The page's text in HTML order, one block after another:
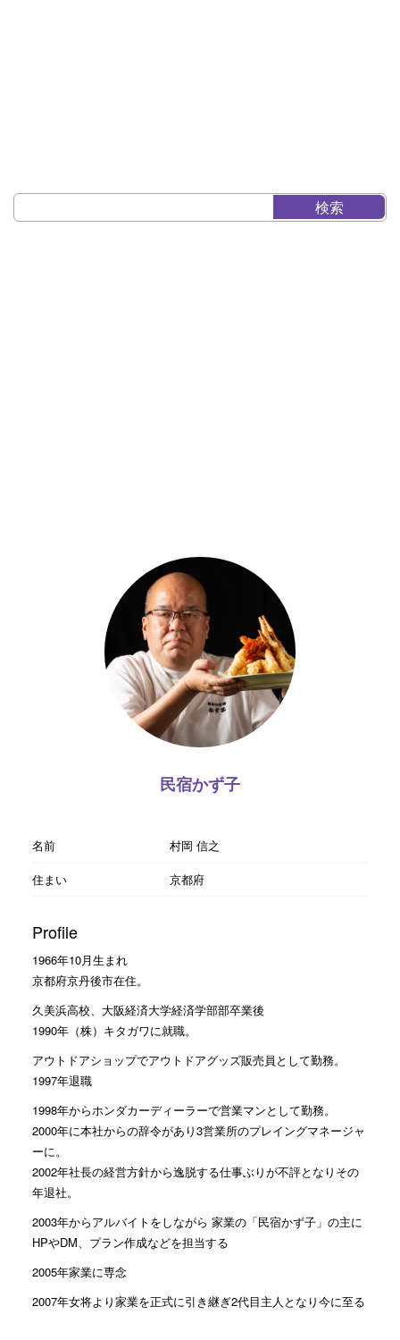
民宿かず子
名前
村岡 信之
住まい
京都府
Profile
1966年10月生まれ
京都府京丹後市在住。
久美浜高校、大阪経済大学経済学部部卒業後
1990年（株）キタガワに就職。
アウトドアショップでアウトドアグッズ販売員として勤務。
1997年退職
1998年からホンダカーディーラーで営業マンとして勤務。
2000年に本社からの辞令があり3営業所のプレイングマネージャ
ーに。
2002年社長の経営方針から逸脱する仕事ぶりが不評となりその
年退社。
2003年からアルバイトをしながら 家業の「民宿かず子」の主に
HPやDM、プラン作成などを担当する
2005年家業に専念
2007年女将より家業を正式に引き継ぎ2代目主人となり今に至る